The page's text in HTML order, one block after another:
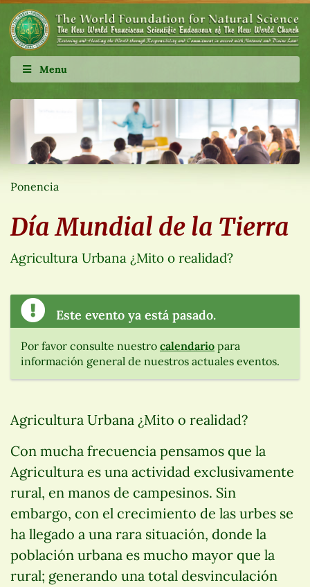
Menu
Ponencia
Día Mundial de la Tierra
Agricultura Urbana ¿Mito o realidad?
Este evento ya está pasado.
Por favor consulte nuestro calendario para
información general de nuestros actuales eventos.
Agricultura Urbana ¿Mito o realidad?
Con mucha frecuencia pensamos que la
Agricultura es una actividad exclusivamente
rural, en manos de campesinos. Sin
embargo, con el crecimiento de las urbes se
ha llegado a una rara situación, donde la
población urbana es mucho mayor que la
rural; generando una total desvinculación